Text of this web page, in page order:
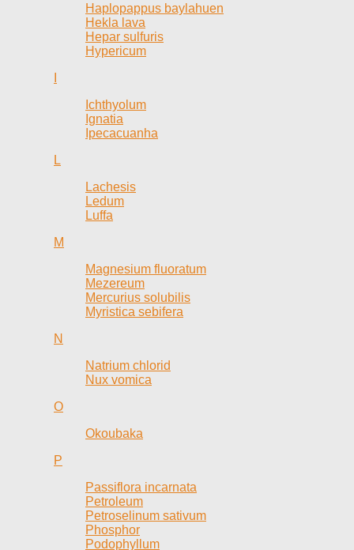
Haplopappus baylahuen
Hekla lava
Hepar sulfuris
Hypericum
Ichthyolum
Ignatia
Ipecacuanha
L
Lachesis
Ledum
Luffa
M
Magnesium fluoratum
Mezereum
Mercurius solubilis
Myristica sebifera
N
Natrium chlorid
Nux vomica
O
Okoubaka
P
Passiflora incarnata
Petroleum
Petroselinum sativum
Phosphor
Podophyllum